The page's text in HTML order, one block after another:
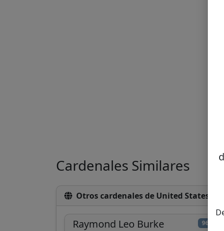
Cardenales Similares
Otros cardenales de United States
96/100
Raymond Leo Burke